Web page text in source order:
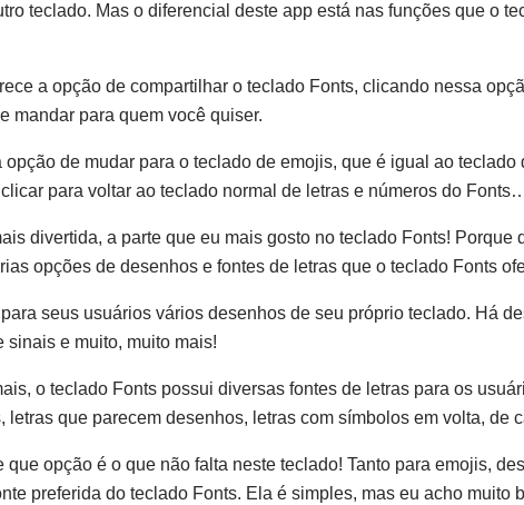
teclado. Mas o diferencial deste app está nas funções que o
a opção de compartilhar o teclado Fonts, clicando nessa
mandar para quem você quiser.
opção de mudar para o teclado de emojis, que é igual ao
para voltar ao teclado normal de letras e números do
divertida, a parte que eu mais gosto no teclado Fonts!
opções de desenhos e fontes de letras que o teclado Fonts
seus usuários vários desenhos de seu próprio teclado. Há
sinais e muito, muito mais!
o teclado Fonts possui diversas fontes de letras para os
letras que parecem desenhos, letras com símbolos em volta, de
que opção é o que não falta neste teclado! Tanto para emojis,
preferida do teclado Fonts. Ela é simples, mas eu acho muito